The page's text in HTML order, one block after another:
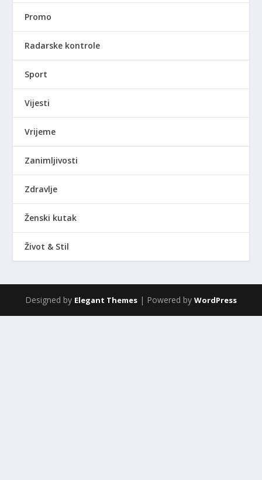
Promo
Radarske kontrole
Sport
Vijesti
Vrijeme
Zanimljivosti
Zdravlje
Ženski kutak
Život & Stil
Designed by Elegant Themes | Powered by WordPress